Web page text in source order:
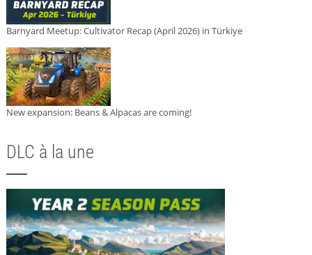
Barnyard Meetup: Cultivator Recap (April 2026) in Türkiye
New expansion: Beans & Alpacas are coming!
DLC à la une